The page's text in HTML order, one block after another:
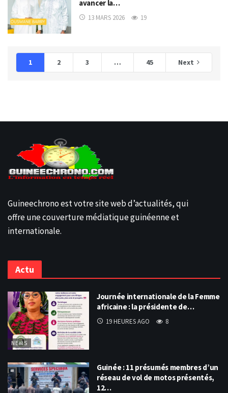
avancer la…
13 MARS 2026 19
1 2 3 … 45 Next
Guineechrono est votre site web d’actualités, qui
offre une couverture médiatique guinéenne et
internationale.
Actu
NEWS
Journée internationale de la Femme
africaine : la présidente de…
19 HEURES AGO 8
Guinée : 11 présumés membres d’un
réseau de vol de motos présentés,
12…